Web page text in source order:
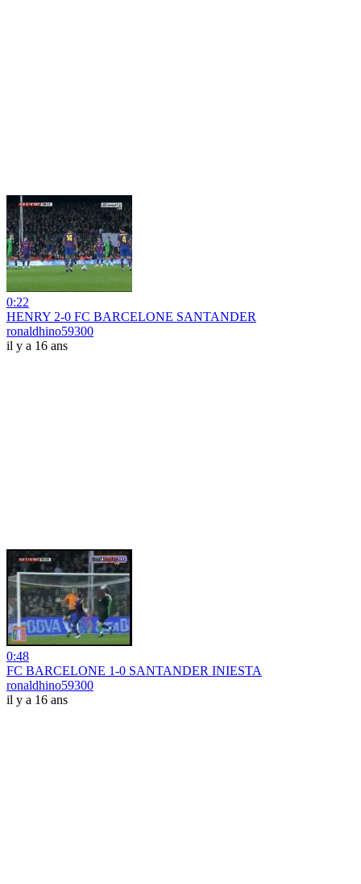
0:22
HENRY 2-0 FC BARCELONE SANTANDER
ronaldhino59300
il y a 16 ans
0:48
FC BARCELONE 1-0 SANTANDER INIESTA
ronaldhino59300
il y a 16 ans